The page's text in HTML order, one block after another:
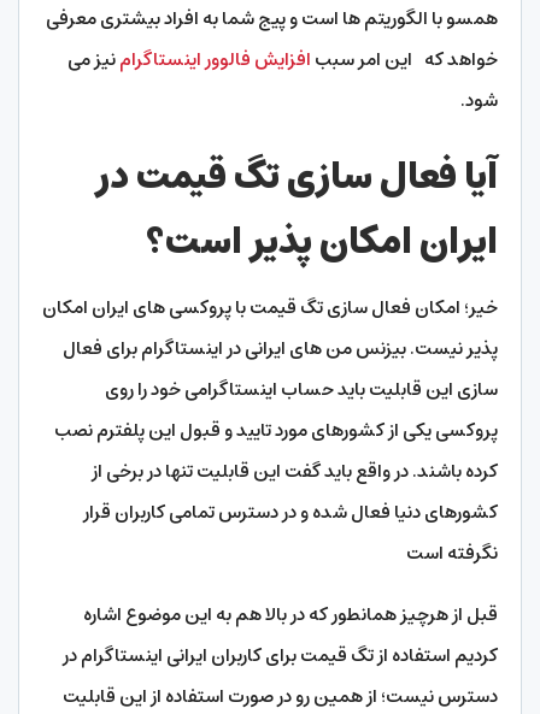
همسو با الگوریتم ها است و پیج شما به افراد بیشتری معرفی
خواهد که این امر سببافزایش فالوور اینستاگرامنیز می
شود.
آیا فعال سازی تگ قیمت در
ایران امکان پذیر است؟
خیر؛ امکان فعال سازی تگ قیمت با پروکسی های ایران امکان
پذیر نیست. بیزنس من های ایرانی در اینستاگرام برای فعال
سازی این قابلیت باید حساب اینستاگرامی خود را روی
پروکسی یکی از کشورهای مورد تایید و قبول این پلفترم نصب
کرده باشند. در واقع باید گفت این قابلیت تنها در برخی از
کشورهای دنیا فعال شده و در دسترس تمامی کاربران قرار
نگرفته است
قبل از هرچیز همانطور که در بالا هم به این موضوع اشاره
کردیم استفاده از تگ قیمت برای کاربران ایرانی اینستاگرام در
دسترس نیست؛ از همین رو در صورت استفاده از این قابلیت